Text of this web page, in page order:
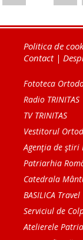
Politica de
Contact|
Fototeca
Radio TRINITAS
TV TRINITAS
Vestitorul
Agenţia de ştiri
Patriarhia
Catedrala
BASILICA Travel
Serviciul de
Atelierele